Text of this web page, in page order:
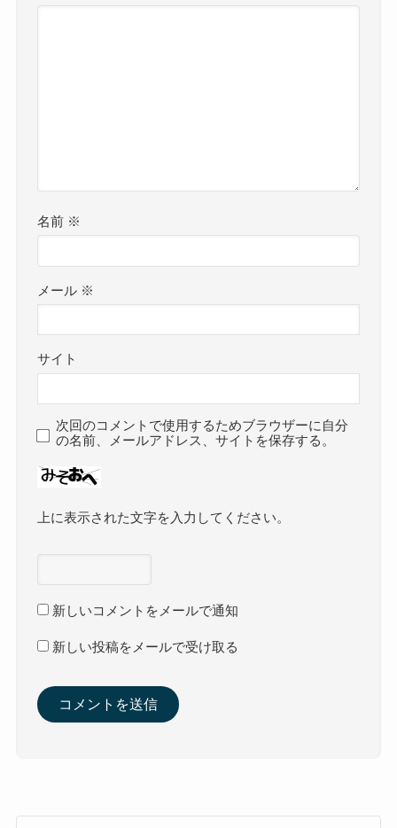
名前 ※
メール ※
サイト
次回のコメントで使用するためブラウザーに自分
の名前、メールアドレス、サイトを保存する。
上に表示された文字を入力してください。
新しいコメントをメールで通知
新しい投稿をメールで受け取る